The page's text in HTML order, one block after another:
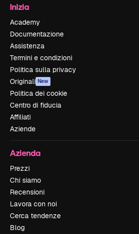
Inizia
Academy
Documentazione
Assistenza
Termini e condizioni
Politica sulla privacy
Originali New
Politica dei cookie
Centro di fiducia
Affiliati
Aziende
Azienda
Prezzi
Chi siamo
Recensioni
Lavora con noi
Cerca tendenze
Blog